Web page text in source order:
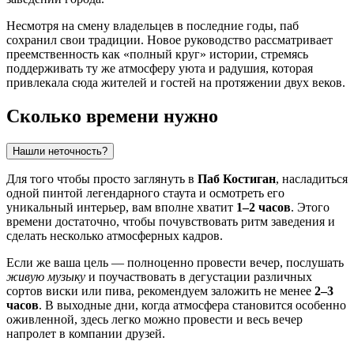
Несмотря на смену владельцев в последние годы, паб
сохранил свои традиции. Новое руководство рассматривает
преемственность как «полный круг» истории, стремясь
поддерживать ту же атмосферу уюта и радушия, которая
привлекала сюда жителей и гостей на протяжении двух веков.
Сколько времени нужно
Нашли неточность?
Для того чтобы просто заглянуть в Паб Костиган, насладиться
одной пинтой легендарного стаута и осмотреть его
уникальный интерьер, вам вполне хватит 1–2 часов. Этого
времени достаточно, чтобы почувствовать ритм заведения и
сделать несколько атмосферных кадров.
Если же ваша цель — полноценно провести вечер, послушать
живую музыку и поучаствовать в дегустации различных
сортов виски или пива, рекомендуем заложить не менее 2–3
часов. В выходные дни, когда атмосфера становится особенно
оживленной, здесь легко можно провести и весь вечер
напролет в компании друзей.